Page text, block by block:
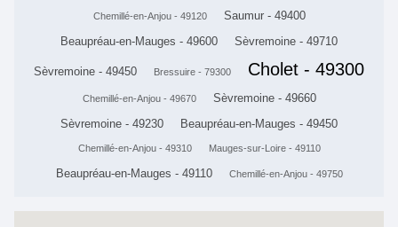
Chemillé-en-Anjou - 49120
Saumur - 49400
Beaupréau-en-Mauges - 49600
Sèvremoine - 49710
Sèvremoine - 49450 Bressuire - 79300 Cholet - 49300
Chemillé-en-Anjou - 49670
Sèvremoine - 49660
Sèvremoine - 49230
Beaupréau-en-Mauges - 49450
Chemillé-en-Anjou - 49310 Mauges-sur-Loire - 49110
Beaupréau-en-Mauges - 49110 Chemillé-en-Anjou - 49750